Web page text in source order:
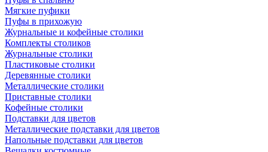
Мягкие пуфики
Пуфы в прихожую
Журнальные и кофейные столики
Комплекты столиков
Журнальные столики
Пластиковые столики
Деревянные столики
Металлические столики
Приставные столики
Кофейные столики
Подставки для цветов
Металлические подставки для цветов
Напольные подставки для цветов